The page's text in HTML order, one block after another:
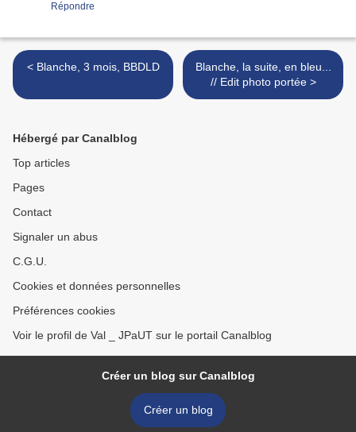
Répondre
< Blanche, 3 mois, BBDLD
Blanche, la suite, en bleu...
// Edit photo portée >
Hébergé par Canalblog
Top articles
Pages
Contact
Signaler un abus
C.G.U.
Cookies et données personnelles
Préférences cookies
Voir le profil de Val _ JPaUT sur le portail Canalblog
Créer un blog sur Canalblog
Créer un blog